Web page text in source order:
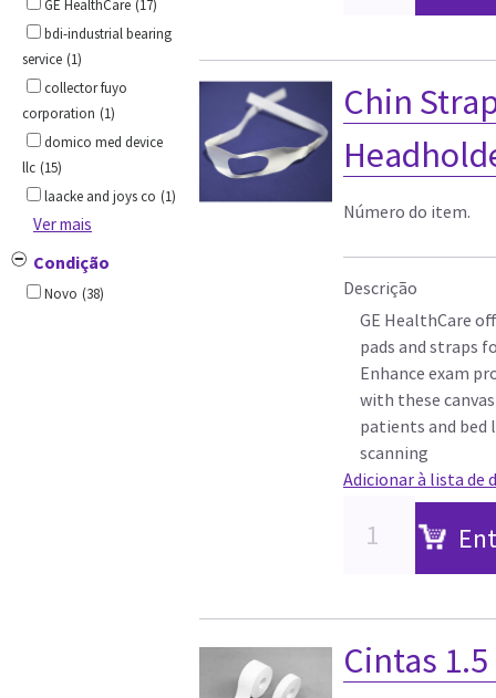
GE HealthCare (17)
bdi-industrial bearing
service (1)
collector fuyo
corporation (1)
domico med device
llc (15)
laacke and joys co (1)
Ver mais
Condição
Novo (38)
Chin
Número do item.
Descrição
GE HealthCare
pads and straps
Enhance exam
with these
patients and bed
scanning
Adicionar à lista de
Cintas